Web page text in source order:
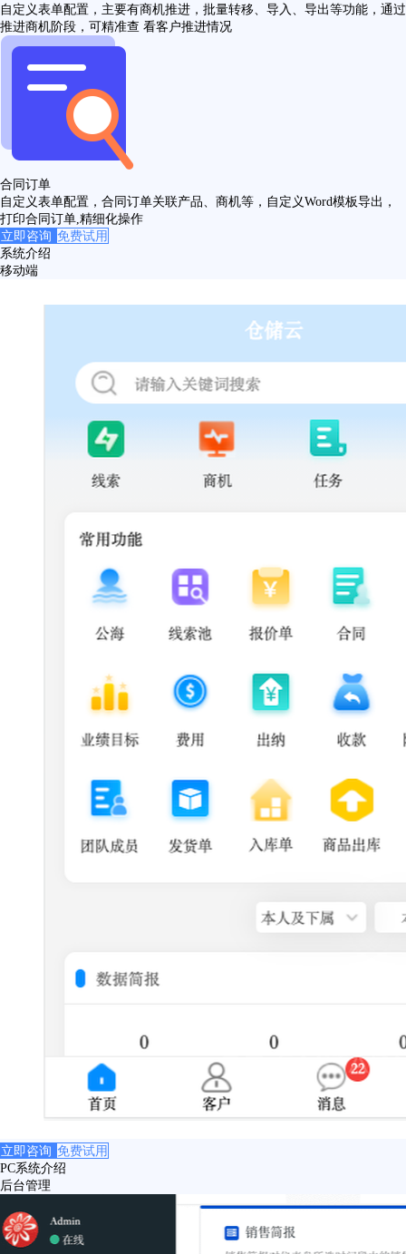
自定义表单配置，主要有商机推进，批量转移、导入、导出等功能，通过
推进商机阶段，可精准查 看客户推进情况
合同订单
自定义表单配置，合同订单关联产品、商机等，自定义Word模板导出，
打印合同订单,精细化操作
立即咨询 免费试用
系统介绍
移动端
立即咨询 免费试用
PC系统介绍
后台管理